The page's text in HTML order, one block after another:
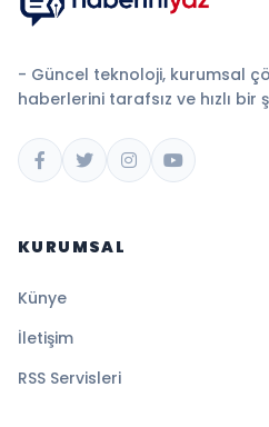
- Güncel teknoloji, kurumsal
haberlerini tarafsız ve hızlı bir
KURUMSAL
Künye
İletişim
RSS Servisleri